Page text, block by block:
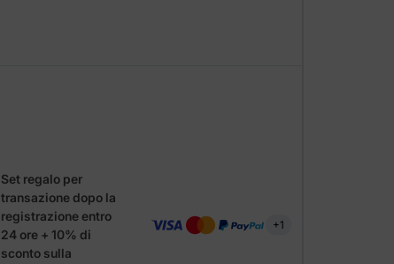
Set regalo per
transazione dopo la
registrazione entro
24 ore + 10% di
sconto sulla
+1